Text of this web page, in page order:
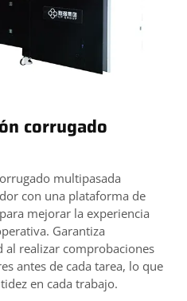
corrugado
multipasada
con una plataforma de
mejorar la experiencia
Garantiza
al realizar comprobaciones
antes de cada tarea, lo que
en cada trabajo.